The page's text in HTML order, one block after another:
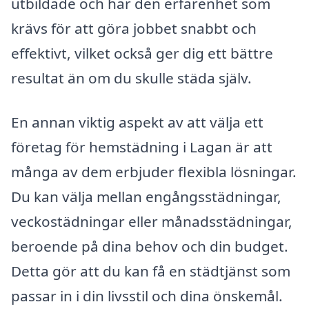
krävs för att göra jobbet snabbt och
effektivt, vilket också ger dig ett bättre
resultat än om du skulle städa själv.
En annan viktig aspekt av att välja ett
företag för hemstädning i Lagan är att
många av dem erbjuder flexibla lösningar.
Du kan välja mellan engångsstädningar,
veckostädningar eller månadsstädningar,
beroende på dina behov och din budget.
Detta gör att du kan få en städtjänst som
passar in i din livsstil och dina önskemål.